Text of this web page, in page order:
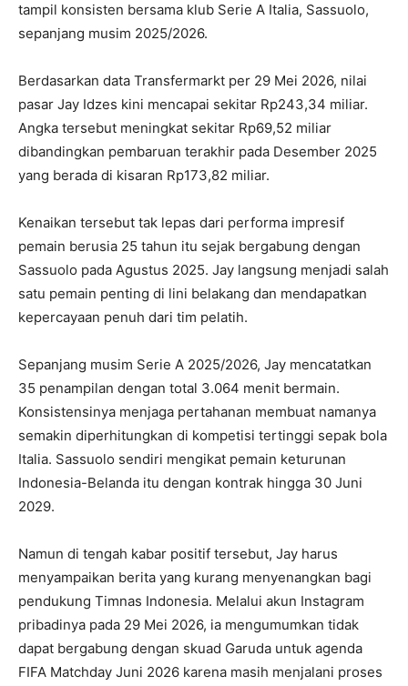
tampil konsisten bersama klub Serie A Italia, Sassuolo,
sepanjang musim 2025/2026.
Berdasarkan data Transfermarkt per 29 Mei 2026, nilai
pasar Jay Idzes kini mencapai sekitar Rp243,34 miliar.
Angka tersebut meningkat sekitar Rp69,52 miliar
dibandingkan pembaruan terakhir pada Desember 2025
yang berada di kisaran Rp173,82 miliar.
Kenaikan tersebut tak lepas dari performa impresif
pemain berusia 25 tahun itu sejak bergabung dengan
Sassuolo pada Agustus 2025. Jay langsung menjadi salah
satu pemain penting di lini belakang dan mendapatkan
kepercayaan penuh dari tim pelatih.
Sepanjang musim Serie A 2025/2026, Jay mencatatkan
35 penampilan dengan total 3.064 menit bermain.
Konsistensinya menjaga pertahanan membuat namanya
semakin diperhitungkan di kompetisi tertinggi sepak bola
Italia. Sassuolo sendiri mengikat pemain keturunan
Indonesia-Belanda itu dengan kontrak hingga 30 Juni
2029.
Namun di tengah kabar positif tersebut, Jay harus
menyampaikan berita yang kurang menyenangkan bagi
pendukung Timnas Indonesia. Melalui akun Instagram
pribadinya pada 29 Mei 2026, ia mengumumkan tidak
dapat bergabung dengan skuad Garuda untuk agenda
FIFA Matchday Juni 2026 karena masih menjalani proses